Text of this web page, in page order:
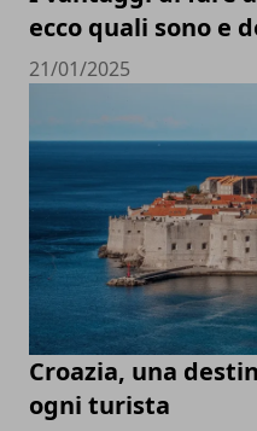
ecco quali sono e
21/01/2025
Croazia, una
ogni turista